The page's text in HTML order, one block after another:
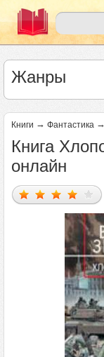
Жанры
Книги → Фантастика →
Книга
онлайн